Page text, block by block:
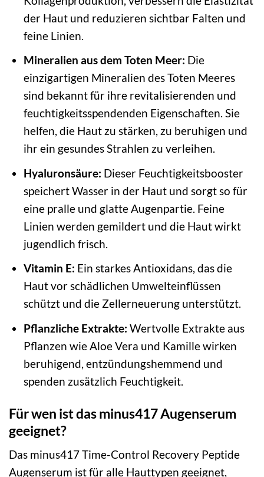
der Haut und reduzieren sichtbar Falten und
feine Linien.
Mineralien aus dem Toten Meer: Die
einzigartigen Mineralien des Toten Meeres
sind bekannt für ihre revitalisierenden und
feuchtigkeitsspendenden Eigenschaften. Sie
helfen, die Haut zu stärken, zu beruhigen und
ihr ein gesundes Strahlen zu verleihen.
Hyaluronsäure: Dieser Feuchtigkeitsbooster
speichert Wasser in der Haut und sorgt so für
eine pralle und glatte Augenpartie. Feine
Linien werden gemildert und die Haut wirkt
jugendlich frisch.
Vitamin E: Ein starkes Antioxidans, das die
Haut vor schädlichen Umwelteinflüssen
schützt und die Zellerneuerung unterstützt.
Pflanzliche Extrakte: Wertvolle Extrakte aus
Pflanzen wie Aloe Vera und Kamille wirken
beruhigend, entzündungshemmend und
spenden zusätzlich Feuchtigkeit.
Für wen ist das minus417 Augenserum
geeignet?
Das minus417 Time-Control Recovery Peptide
Augenserum ist für alle Hauttypen geeignet,